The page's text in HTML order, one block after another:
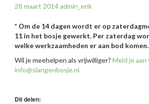
28 maart 2014admin_erik
* Om de 14 dagen wordt er op
11 in het bosje gewerkt. Per zaterdag
welke werkzaamheden er aan bod komen.
Wil je meehelpen als vrijwilliger? Meld je aan
info@slangenbosje.nl.
Dit delen: